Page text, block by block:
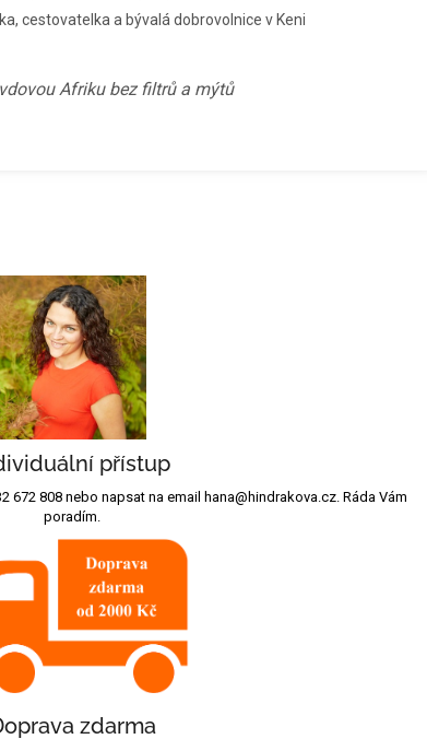
cestovatelka a bývalá dobrovolnice v Keni
Afriku bez filtrů a mýtů
přístup
672 808 nebo napsat na email hana@hindrakova.cz. Ráda Vám
poradím.
zdarma